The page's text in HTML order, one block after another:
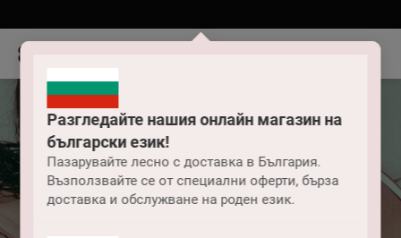
Разгледайте нашия онлайн магазин на
български език!
Пазарувайте лесно с доставка в България.
Възползвайте се от специални оферти, бърза
доставка и обслужване на роден език.